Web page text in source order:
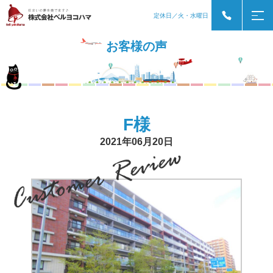
定休日／火・水曜日
お客様の声
F様
2021年06月20日